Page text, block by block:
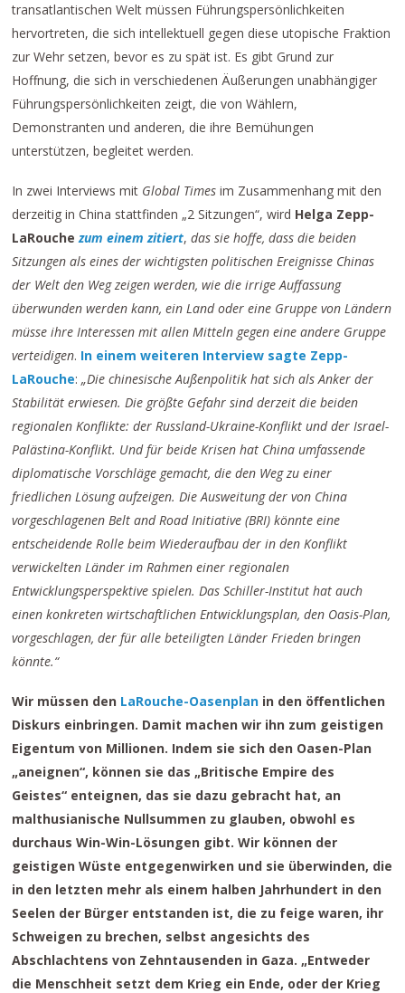
transatlantischen Welt müssen Führungspersönlichkeiten
hervortreten, die sich intellektuell gegen diese utopische Fraktion
zur Wehr setzen, bevor es zu spät ist. Es gibt Grund zur
Hoffnung, die sich in verschiedenen Äußerungen unabhängiger
Führungspersönlichkeiten zeigt, die von Wählern,
Demonstranten und anderen, die ihre Bemühungen
unterstützen, begleitet werden.
In zwei Interviews mit Global Times im Zusammenhang mit den
derzeitig in China stattfinden „2 Sitzungen“, wird Helga Zepp-
LaRouche zum einem zitiert,das sie hoffe, dass die beiden
Sitzungen als eines der wichtigsten politischen Ereignisse Chinas
der Welt den Weg zeigen werden, wie die irrige Auffassung
überwunden werden kann, ein Land oder eine Gruppe von Ländern
müsse ihre Interessen mit allen Mitteln gegen eine andere Gruppe
verteidigen. In einem weiteren Interview sagte Zepp-
LaRouche:„Die chinesische Außenpolitik hat sich als Anker der
Stabilität erwiesen. Die größte Gefahr sind derzeit die beiden
regionalen Konflikte: der Russland-Ukraine-Konflikt und der Israel-
Palästina-Konflikt. Und für beide Krisen hat China umfassende
diplomatische Vorschläge gemacht, die den Weg zu einer
friedlichen Lösung aufzeigen. Die Ausweitung der von China
vorgeschlagenen Belt and Road Initiative (BRI) könnte eine
entscheidende Rolle beim Wiederaufbau der in den Konflikt
verwickelten Länder im Rahmen einer regionalen
Entwicklungsperspektive spielen. Das Schiller-Institut hat auch
einen konkreten wirtschaftlichen Entwicklungsplan, den Oasis-Plan,
vorgeschlagen, der für alle beteiligten Länder Frieden bringen
könnte.“
Wir müssen den LaRouche-Oasenplan in den öffentlichen
Diskurs einbringen. Damit machen wir ihn zum geistigen
Eigentum von Millionen. Indem sie sich den Oasen-Plan
„aneignen“, können sie das „Britische Empire des
Geistes“ enteignen, das sie dazu gebracht hat, an
malthusianische Nullsummen zu glauben, obwohl es
durchaus Win-Win-Lösungen gibt. Wir können der
geistigen Wüste entgegenwirken und sie überwinden, die
in den letzten mehr als einem halben Jahrhundert in den
Seelen der Bürger entstanden ist, die zu feige waren, ihr
Schweigen zu brechen, selbst angesichts des
Abschlachtens von Zehntausenden in Gaza. „Entweder
die Menschheit setzt dem Krieg ein Ende, oder der Krieg